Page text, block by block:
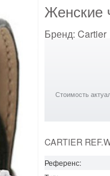
Женские
Бренд: Cartier
Стоимость
CARTIER
Референс: